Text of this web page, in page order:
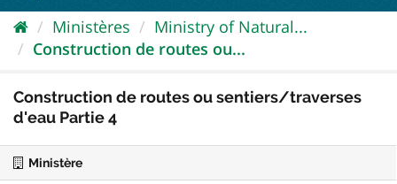
Ministères
Ministry of Natural...
Construction de routes ou...
Construction de routes ou sentiers/traverses
d'eau Partie 4
Ministère